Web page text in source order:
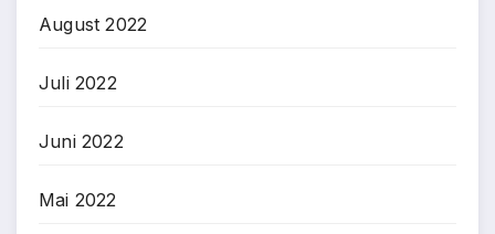
August 2022
Juli 2022
Juni 2022
Mai 2022